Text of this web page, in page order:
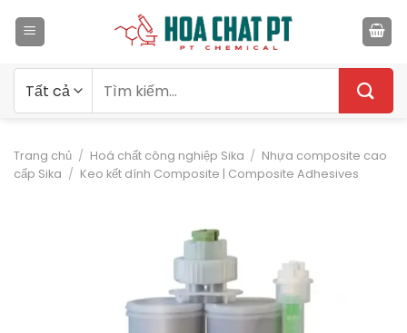
qua
kiếm:
Trang chủ / Hoá chất công nghiệp Sika / Nhựa composite cao
cấp Sika / Keo kết dính Composite | Composite Adhesives